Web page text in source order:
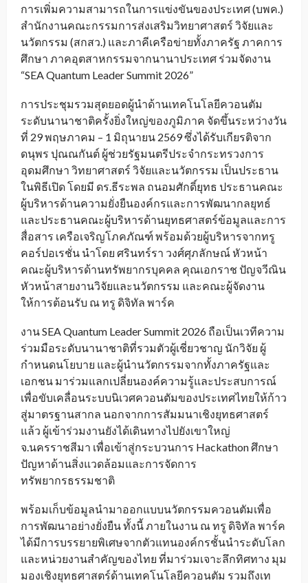
การเพิ่มความสามารถในการแข่งขันของประเทศ (บพค.)
สำนักงานคณะกรรมการส่งเสริมวิทยาศาสตร์ วิจัยและ
นวัตกรรม (สกสว.) และภาคีเครือข่ายทั้งภาครัฐ ภาคการ
ศึกษา ภาคอุตสาหกรรมจากนานาประเทศ ร่วมจัดงาน
“SEA Quantum Leader Summit 2026”
การประชุมรวมสุดยอดผู้นำด้านเทคโนโลยีควอนตัม
ระดับนานาชาติครั้งยิ่งใหญ่ของภูมิภาค จัดขึ้นระหว่างวัน
ที่ 29 พฤษภาคม – 1 มิถุนายน 2569 ซึ่งได้รับเกียรติจาก
ดนุพร ปุณณกันต์ ผู้ช่วยรัฐมนตรีประจำกระทรวงการ
อุดมศึกษา วิทยาศาสตร์ วิจัยและนวัตกรรม เป็นประธาน
ในพิธีเปิด โดยมี ดร.ธีระพล ถนอมศักดิ์ยุทธ ประธานคณะ
ผู้บริหารด้านความยั่งยืนองค์กรและการพัฒนากลยุทธ์
และประธานคณะผู้บริหารด้านยุทธศาสตร์ข้อมูลและการ
สื่อสาร เครือเจริญโภคภัณฑ์ พร้อมด้วยผู้บริหารจากทรู
คอร์ปอเรชั่น นำโดย ศรินทร์รา วงศ์ศุภลักษณ์ หัวหน้า
คณะผู้บริหารด้านทรัพยากรบุคคล คุณเอกราช ปัญจวีณิน
หัวหน้าสายงานวิจัยและนวัตกรรม และคณะผู้จัดงาน
ให้การต้อนรับ ณ ทรู ดิจิทัล พาร์ค
งาน SEA Quantum Leader Summit 2026 ถือเป็นเวทีความ
ร่วมมือระดับนานาชาติที่รวมตัวผู้เชี่ยวชาญ นักวิจัย ผู้
กำหนดนโยบาย และผู้นำนวัตกรรมจากทั้งภาครัฐและ
เอกชน มาร่วมแลกเปลี่ยนองค์ความรู้และประสบการณ์
เพื่อขับเคลื่อนระบบนิเวศควอนตัมของประเทศไทยให้ก้าว
สู่มาตรฐานสากล นอกจากการสัมมนาเชิงยุทธศาสตร์
แล้ว ผู้เข้าร่วมงานยังได้เดินทางไปยังเขาใหญ่
จ.นครราชสีมา เพื่อเข้าสู่กระบวนการ Hackathon ศึกษา
ปัญหาด้านสิ่งแวดล้อมและการจัดการ
ทรัพยากรธรรมชาติ
พร้อมเก็บข้อมูลนำมาออกแบบนวัตกรรมควอนตัมเพื่อ
การพัฒนาอย่างยั่งยืน ทั้งนี้ ภายในงาน ณ ทรู ดิจิทัล พาร์ค
ได้มีการบรรยายพิเศษจากตัวแทนองค์กรชั้นนำระดับโลก
และหน่วยงานสำคัญของไทย ที่มาร่วมเจาะลึกทิศทาง มุม
มองเชิงยุทธศาสตร์ด้านเทคโนโลยีควอนตัม รวมถึงเท